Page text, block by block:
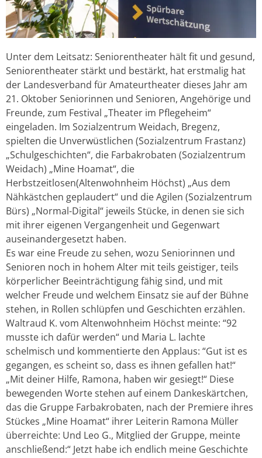
Unter dem Leitsatz: Seniorentheater hält fit und gesund,
Seniorentheater stärkt und bestärkt, hat erstmalig hat
der Landesverband für Amateurtheater dieses Jahr am
21. Oktober Seniorinnen und Senioren, Angehörige und
Freunde, zum Festival „Theater im Pflegeheim“
eingeladen. Im Sozialzentrum Weidach, Bregenz,
spielten die Unverwüstlichen (Sozialzentrum Frastanz)
„Schulgeschichten“, die Farbakrobaten (Sozialzentrum
Weidach) „Mine Hoamat“, die
Herbstzeitlosen(Altenwohnheim Höchst) „Aus dem
Nähkästchen geplaudert“ und die Agilen (Sozialzentrum
Bürs) „Normal-Digital“ jeweils Stücke, in denen sie sich
mit ihrer eigenen Vergangenheit und Gegenwart
auseinandergesetzt haben.
Es war eine Freude zu sehen, wozu Seniorinnen und
Senioren noch in hohem Alter mit teils geistiger, teils
körperlicher Beeinträchtigung fähig sind, und mit
welcher Freude und welchem Einsatz sie auf der Bühne
stehen, in Rollen schlüpfen und Geschichten erzählen.
Waltraud K. vom Altenwohnheim Höchst meinte: “92
musste ich dafür werden“ und Maria L. lachte
schelmisch und kommentierte den Applaus: “Gut ist es
gegangen, es scheint so, dass es ihnen gefallen hat!“
„Mit deiner Hilfe, Ramona, haben wir gesiegt!“ Diese
bewegenden Worte stehen auf einem Dankeskärtchen,
das die Gruppe Farbakrobaten, nach der Premiere ihres
Stückes „Mine Hoamat“ ihrer Leiterin Ramona Müller
überreichte: Und Leo G., Mitglied der Gruppe, meinte
anschließend:“ Jetzt habe ich endlich meine Geschichte